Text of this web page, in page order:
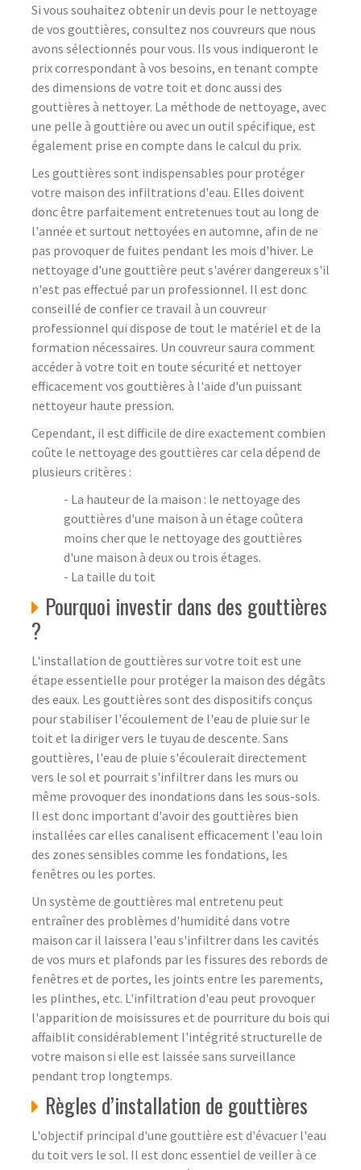
Si vous souhaitez obtenir un devis pour le nettoyage
de vos gouttières, consultez nos couvreurs que nous
avons sélectionnés pour vous. Ils vous indiqueront le
prix correspondant à vos besoins, en tenant compte
des dimensions de votre toit et donc aussi des
gouttières à nettoyer. La méthode de nettoyage, avec
une pelle à gouttière ou avec un outil spécifique, est
également prise en compte dans le calcul du prix.
Les gouttières sont indispensables pour protéger
votre maison des infiltrations d'eau. Elles doivent
donc être parfaitement entretenues tout au long de
l'année et surtout nettoyées en automne, afin de ne
pas provoquer de fuites pendant les mois d'hiver. Le
nettoyage d'une gouttière peut s'avérer dangereux s'il
n'est pas effectué par un professionnel. Il est donc
conseillé de confier ce travail à un couvreur
professionnel qui dispose de tout le matériel et de la
formation nécessaires. Un couvreur saura comment
accéder à votre toit en toute sécurité et nettoyer
efficacement vos gouttières à l'aide d'un puissant
nettoyeur haute pression.
Cependant, il est difficile de dire exactement combien
coûte le nettoyage des gouttières car cela dépend de
plusieurs critères :
- La hauteur de la maison : le nettoyage des
gouttières d'une maison à un étage coûtera
moins cher que le nettoyage des gouttières
d'une maison à deux ou trois étages.
- La taille du toit
Pourquoi investir dans des gouttières
?
L'installation de gouttières sur votre toit est une
étape essentielle pour protéger la maison des dégâts
des eaux. Les gouttières sont des dispositifs conçus
pour stabiliser l'écoulement de l'eau de pluie sur le
toit et la diriger vers le tuyau de descente. Sans
gouttières, l'eau de pluie s'écoulerait directement
vers le sol et pourrait s'infiltrer dans les murs ou
même provoquer des inondations dans les sous-sols.
Il est donc important d'avoir des gouttières bien
installées car elles canalisent efficacement l'eau loin
des zones sensibles comme les fondations, les
fenêtres ou les portes.
Un système de gouttières mal entretenu peut
entraîner des problèmes d'humidité dans votre
maison car il laissera l'eau s'infiltrer dans les cavités
de vos murs et plafonds par les fissures des rebords de
fenêtres et de portes, les joints entre les parements,
les plinthes, etc. L'infiltration d'eau peut provoquer
l'apparition de moisissures et de pourriture du bois qui
affaiblit considérablement l'intégrité structurelle de
votre maison si elle est laissée sans surveillance
pendant trop longtemps.
Règles d’installation de gouttières
L'objectif principal d'une gouttière est d'évacuer l'eau
du toit vers le sol. Il est donc essentiel de veiller à ce